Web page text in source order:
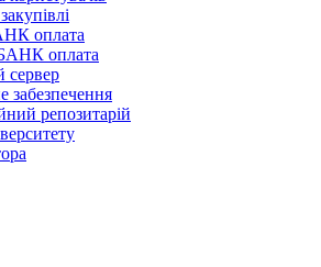
оплата
оплата
забезпечення
репозитарій